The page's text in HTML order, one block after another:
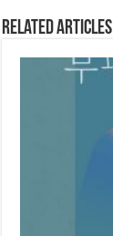
Related Articles